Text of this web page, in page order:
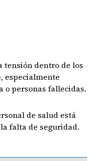
tensión dentro de los
especialmente
o personas fallecidas.
de salud está
falta de seguridad.